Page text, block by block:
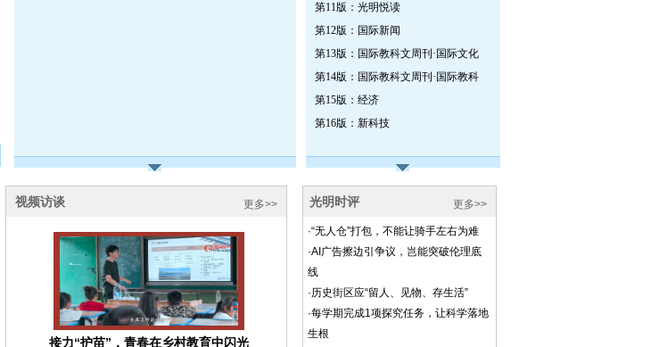
第11版：光明悦读
第12版：国际新闻
第13版：国际教科文周刊·国际文化
第14版：国际教科文周刊·国际教科
第15版：经济
第16版：新科技